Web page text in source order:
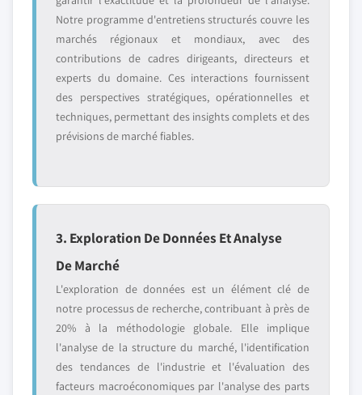
Notre programme d'entretiens structurés couvre les
marchés régionaux et mondiaux, avec des
contributions de cadres dirigeants, directeurs et
experts du domaine. Ces interactions fournissent
des perspectives stratégiques, opérationnelles et
techniques, permettant des insights complets et des
prévisions de marché fiables.
3. Exploration De Données Et Analyse
De Marché
L'exploration de données est un élément clé de
notre processus de recherche, contribuant à près de
20% à la méthodologie globale. Elle implique
l'analyse de la structure du marché, l'identification
des tendances de l'industrie et l'évaluation des
facteurs macroéconomiques par l'analyse des parts